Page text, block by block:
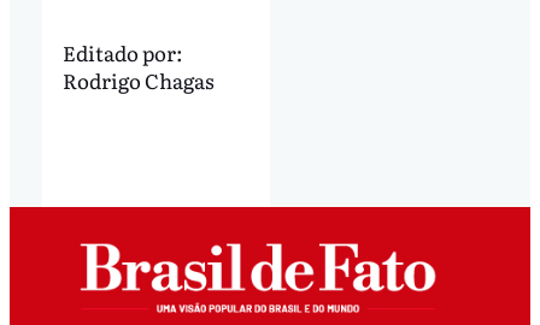
Editado por:
Rodrigo Chagas